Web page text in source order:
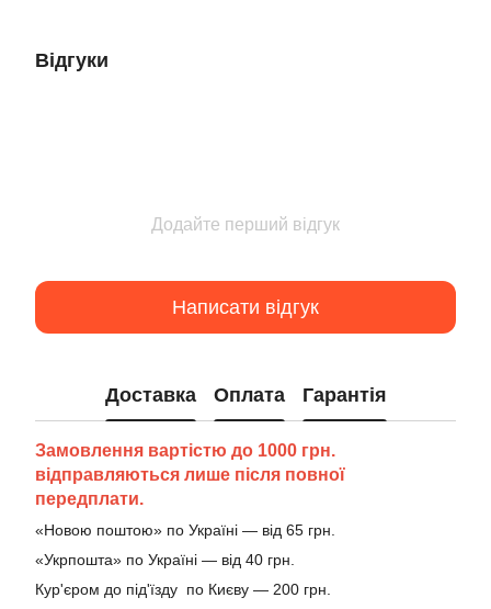
Відгуки
Додайте перший відгук
Написати відгук
Доставка Оплата Гарантія
Замовлення вартістю до 1000 грн.
відправляються лише після повної
передплати.
«Новою поштою» по Україні — від 65 грн.
«Укрпошта» по Україні — від 40 грн.
Кур'єром до під'їзду по Києву — 200 грн.